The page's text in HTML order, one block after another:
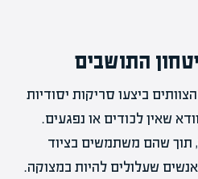
התושבים
ביצעו סריקות יסודיות
שאין לכודים או נפגעים.
תוך שהם משתמשים בציוד
שעלולים להיות במצוקה.